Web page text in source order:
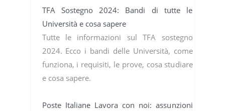
TFA Sostegno 2024: Bandi di tutte le
Università e cosa sapere
Tutte le informazioni sul TFA sostegno
2024. Ecco i bandi delle Università, come
funziona, i requisiti, le prove, cosa studiare
e cosa sapere.
Poste Italiane Lavora con noi: assunzioni